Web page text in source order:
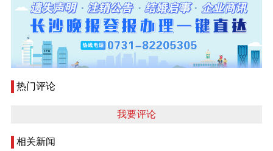
热门评论
我要评论
相关新闻